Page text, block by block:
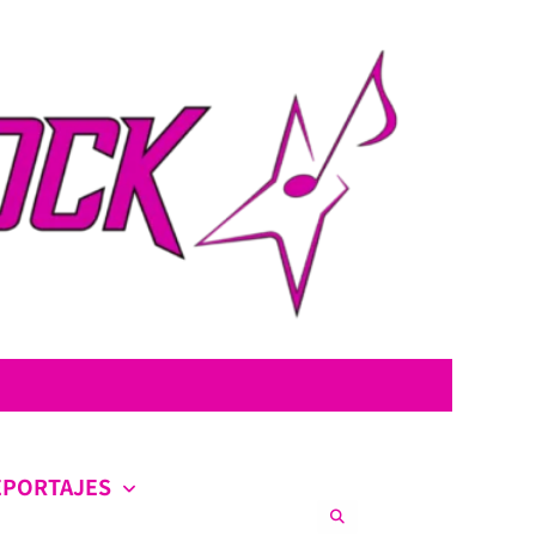
en la escena nacional e internacional.